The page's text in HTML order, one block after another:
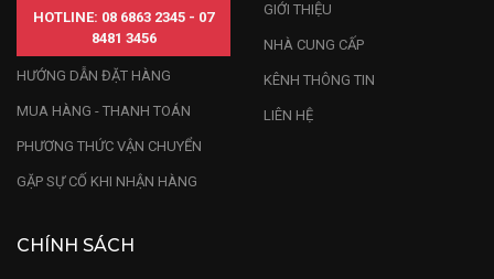
HOTLINE: 08 6863 2345 - 07
8481 3456
HƯỚNG DẪN ĐẶT HÀNG
MUA HÀNG - THANH TOÁN
PHƯƠNG THỨC VẬN CHUYỂN
GẶP SỰ CỐ KHI NHẬN HÀNG
GIỚI THIỆU
NHÀ CUNG CẤP
KÊNH THÔNG TIN
LIÊN HỆ
CHÍNH SÁCH